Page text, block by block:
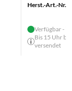
Herst.-Art.-Nr.:
Verfügbar -
Bis 15 Uhr
versendet